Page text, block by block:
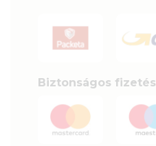
Biztonságos fizetés